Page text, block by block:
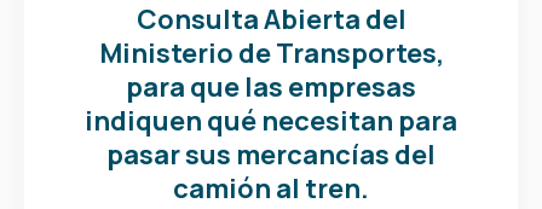
Consulta Abierta del
Ministerio de Transportes,
para que las empresas
indiquen qué necesitan para
pasar sus mercancías del
camión al tren.